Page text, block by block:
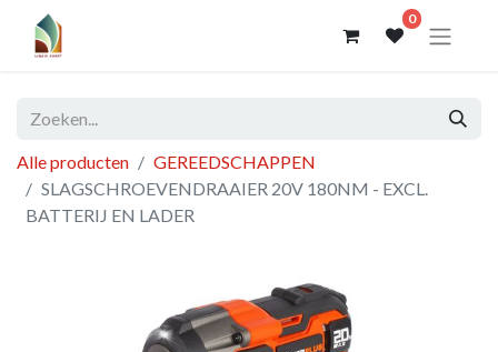
0
Alle producten
GEREEDSCHAPPEN
SLAGSCHROEVENDRAAIER 20V 180NM - EXCL.
BATTERIJ EN LADER